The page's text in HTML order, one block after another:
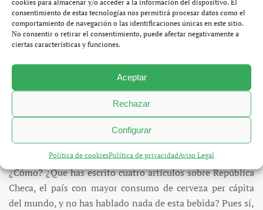
consentimiento de estas tecnologías nos permitirá procesar datos como el
comportamiento de navegación o las identificaciones únicas en este sitio.
No consentir o retirar el consentimiento, puede afectar negativamente a
ciertas características y funciones.
Aceptar
Rechazar
Configurar
Política de cookiesPolítica de privacidadAviso Legal
ŽATEC, LA CAPITAL DEL LÚPULO
DEL PAÍS
¿Cómo? ¿Que has escrito cuatro artículos sobre República
Checa, el país con mayor consumo de cerveza per cápita
del mundo, y no has hablado nada de esta bebida? Pues sí,